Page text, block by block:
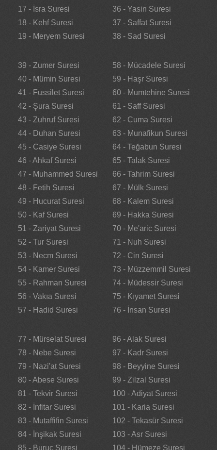
17 - İsra Suresi
18 - Kehf Suresi
19 - Meryem Suresi
36 - Yasin Suresi
37 - Saffat Suresi
38 - Sad Suresi
39 - Zumer Suresi
40 - Mümin Suresi
41 - Fussilet Suresi
42 - Şura Suresi
43 - Zuhruf Suresi
44 - Duhan Suresi
45 - Casiye Suresi
46 - Ahkaf Suresi
47 - Muhammed Suresi
48 - Fetih Suresi
49 - Hucurat Suresi
50 - Kaf Suresi
51 - Zariyat Suresi
52 - Tur Suresi
53 - Necm Suresi
54 - Kamer Suresi
55 - Rahman Suresi
56 - Vakıa Suresi
57 - Hadid Suresi
58 - Mücadele Suresi
59 - Haşr Suresi
60 - Mumtehine Suresi
61 - Saff Suresi
62 - Cuma Suresi
63 - Munafikun Suresi
64 - Teğabun Suresi
65 - Talak Suresi
66 - Tahrim Suresi
67 - Mülk Suresi
68 - Kalem Suresi
69 - Hakka Suresi
70 - Me'aric Suresi
71 - Nuh Suresi
72 - Cin Suresi
73 - Müzzemmil Suresi
74 - Müdessir Suresi
75 - Kıyamet Suresi
76 - İnsan Suresi
77 - Mürselat Suresi
78 - Nebe Suresi
79 - Nazi'at Suresi
80 - Abese Suresi
81 - Tekvir Suresi
82 - İnfitar Suresi
83 - Mutaffifin Suresi
84 - İnşikak Suresi
85 - Buruc Suresi
96 - Alak Suresi
97 - Kadr Suresi
98 - Beyyine Suresi
99 - Zilzal Suresi
100 - Adiyat Suresi
101 - Karia Suresi
102 - Tekasür Suresi
103 - Asr Suresi
104 - Hümeze Suresi